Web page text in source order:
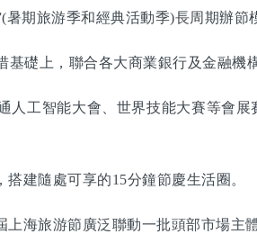
旅游季和經典活動季)長周期辦節
上，聯合各大商業銀行及金融機
智能大會、世界技能大賽等會展
建隨處可享的15分鐘節慶生活圈。
旅游節廣泛聯動一批頭部市場主